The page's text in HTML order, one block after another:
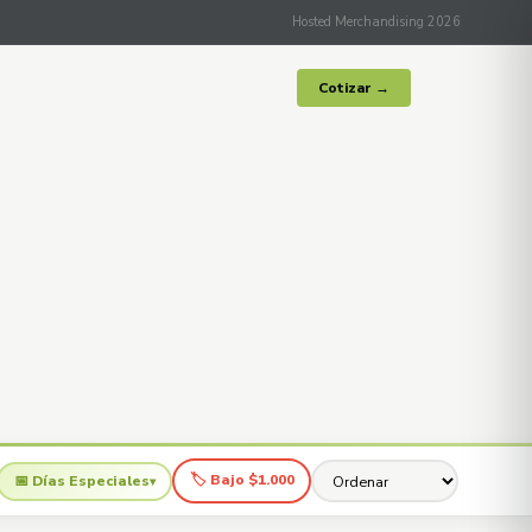
Hosted Merchandising 2026
Cotizar →
📅 Días Especiales▾ 🏷 Bajo $1.000